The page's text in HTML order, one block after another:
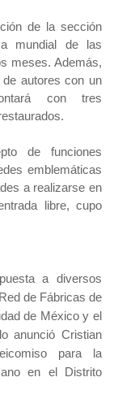
de la sección
mundial de las
meses. Además,
autores con un
con tres
de funciones
emblemáticas
a realizarse en
libre, cupo
a diversos
de Fábricas de
de México y el
anunció Cristian
para la
en el Distrito